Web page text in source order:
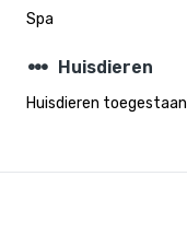
Spa
steppers Huisdieren
Huisdieren toegestaan